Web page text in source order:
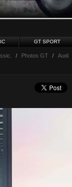
GT SPORT
/ Photos GT / Audi